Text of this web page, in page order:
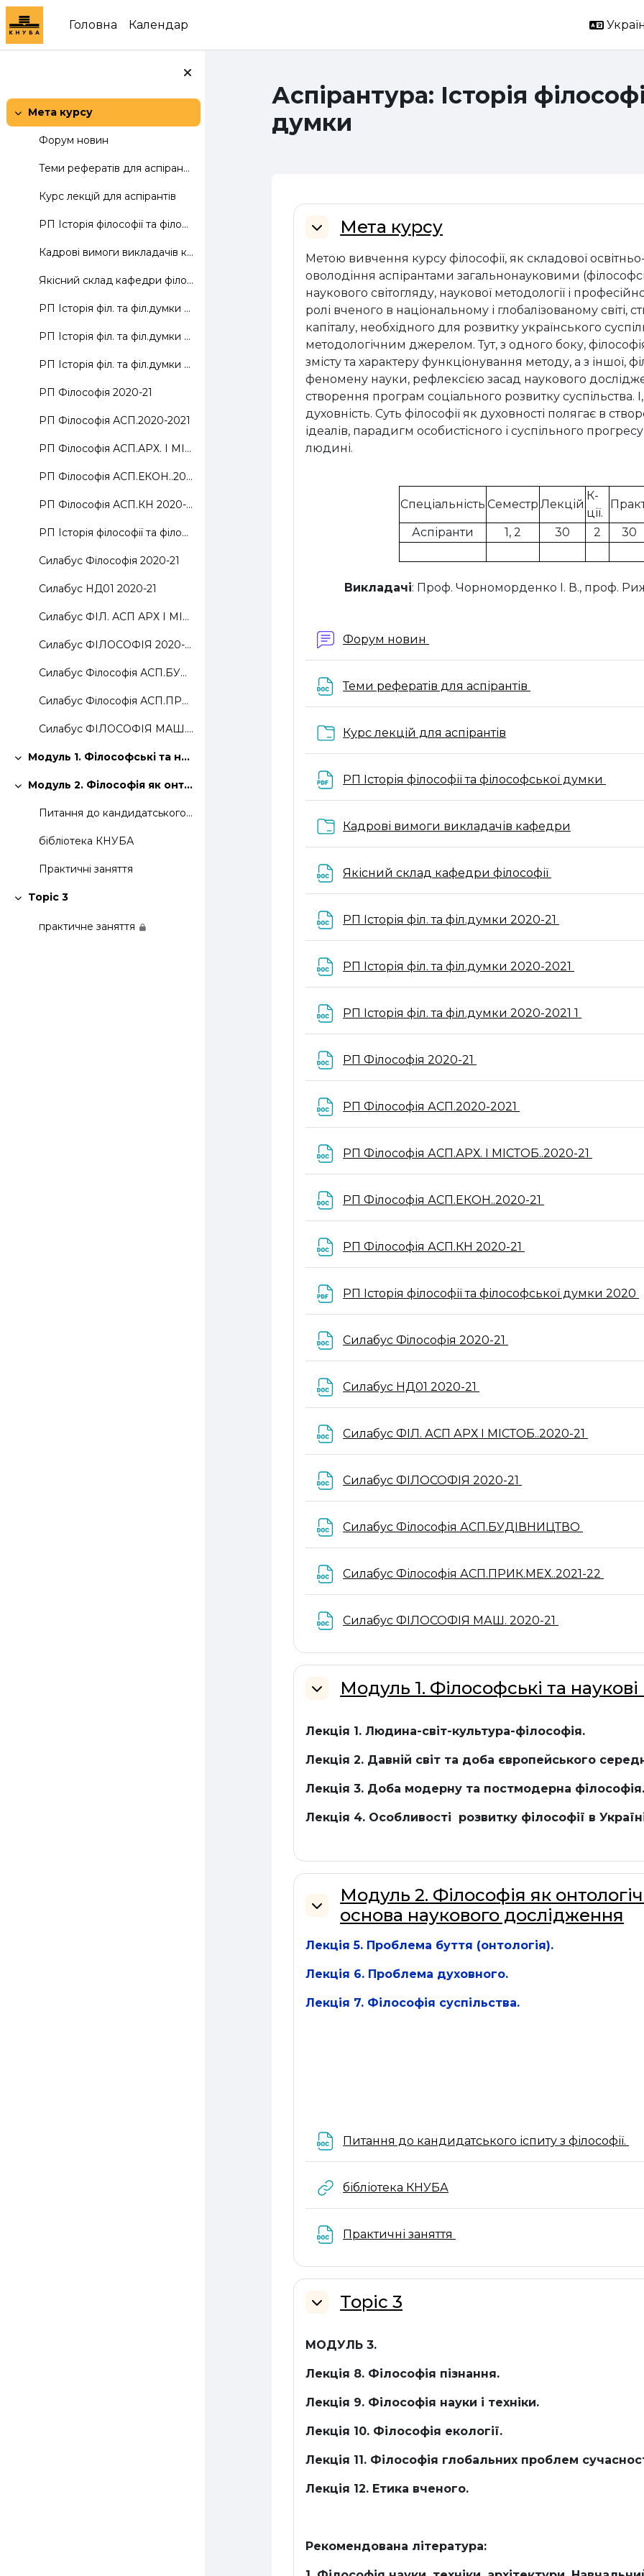
Перейти до головного вмісту
Головна
Календар
Згорнути
Мета курсу
Форум новин
Теми рефератів для аспірантів
Курс лекцій для аспірантів
РП Історія філософії та філософської думки
Кадрові вимоги викладачів кафедри
Якісний склад кафедри філософії
РП Історія філ. та філ.думки 2020-21
РП Історія філ. та філ.думки 2020-2021
РП Історія філ. та філ.думки 2020-2021 1
РП Філософія 2020-21
РП Філософія АСП.2020-2021
РП Філософія АСП.АРХ. І МІСТОБ..2020-21
РП Філософія АСП.ЕКОН..2020-21
РП Філософія АСП.КН 2020-21
РП Історія філософії та філософської думки 2020
Силабус Фiлософія 2020-21
Силабус НД01 2020-21
Силабус ФІЛ. АСП АРХ І МІСТОБ..2020-21
Силабус ФІЛОСОФІЯ 2020-21
Силабус Філософія АСП.БУДІВНИЦТВО
Силабус Філософія АСП.ПРИК.МЕХ..2021-22
Силабус ФІЛОСОФІЯ МАШ. 2020-21
Згорнути
Модуль 1. Філософські та наукові парадигми мислення
Згорнути
Модуль 2. Філософія як онтологічна та методологічна основа наукового дослідження
Питання до кандидатського іспиту з філософії.
бібліотека КНУБА
Практичні заняття
Згорнути
Topic 3
практичне заняття
Аспірантура: Історія
думки
Схема розділу
ЗгорнутиМета курсу
Метою вивчення курсу філософії, як складової
оволодіння аспірантами загальнонауковими
наукового світогляду, наукової методології і
ролі вченого в національному і глобалізованому світі,
капіталу, необхідного для розвитку українського
методологічним джерелом. Тут, з одного боку,
змісту та характеру функціонування методу, а з іншої,
феномену науки, рефлексією засад наукового
створення програм соціального розвитку суспільства.
духовність. Суть філософії як духовності полягає в
ідеалів, парадигм особистісного і суспільного
людині.
Спеціальність Семестр Лекцій
К-
ції.
Аспіранти 1, 2 30 2 30
Викладачі: Проф. Чорноморденко І. В., проф.
Форум новин
Теми рефератів для аспірантів
Курс лекцій для аспірантів
РП Історія філософії та філософської думки
Кадрові вимоги викладачів кафедри
Якісний склад кафедри філософії
РП Історія філ. та філ.думки 2020-21
РП Історія філ. та філ.думки 2020-2021
РП Історія філ. та філ.думки 2020-2021 1
РП Філософія 2020-21
РП Філософія АСП.2020-2021
РП Філософія АСП.АРХ. І МІСТОБ..2020-21
РП Філософія АСП.ЕКОН..2020-21
РП Філософія АСП.КН 2020-21
РП Історія філософії та філософської думки 2020
Силабус Фiлософія 2020-21
Силабус НД01 2020-21
Силабус ФІЛ. АСП АРХ І МІСТОБ..2020-21
Силабус ФІЛОСОФІЯ 2020-21
Силабус Філософія АСП.БУДІВНИЦТВО
Силабус Філософія АСП.ПРИК.МЕХ..2021-22
Силабус ФІЛОСОФІЯ МАШ. 2020-21
ЗгорнутиМодуль 1. Філософські та
Лекція 1. Людина-світ-культура-філософія.
Лекція 2. Давній світ та доба європейського
Лекція 3. Доба модерну та постмодерна філософія
Лекція 4. Особливості розвитку філософії в
Згорнути
Модуль 2. Філософія як
основа наукового дослідження
Лекція 5. Проблема буття (онтологія).
Лекція 6. Проблема духовного.
Лекція 7. Філософія суспільства.
Питання до кандидатського іспиту з філософії.
бібліотека КНУБА
Практичні заняття
ЗгорнутиTopic 3
МОДУЛЬ 3.
Лекція 8. Філософія пізнання.
Лекція 9. Філософія науки і техніки.
Лекція 10. Філософія екології.
Лекція 11. Філософія глобальних проблем
Лекція 12. Етика вченого.
Рекомендована література: